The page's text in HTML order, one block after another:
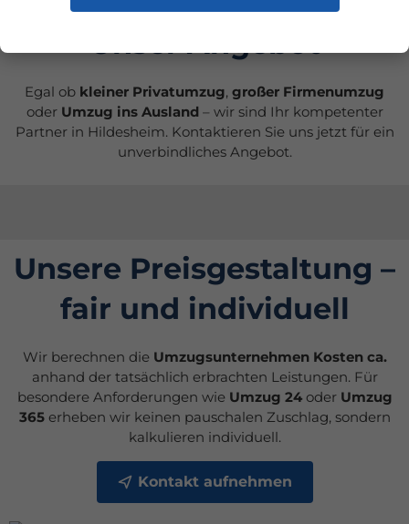
Egal ob kleiner Privatumzug, großer Firmenumzug
oder Umzug ins Ausland– wir sind Ihr kompetenter
Partner in Hildesheim. Kontaktieren Sie uns jetzt für ein
unverbindliches Angebot.
Unsere Preisgestaltung –
fair und individuell
Wir berechnen die Umzugsunternehmen Kosten ca.
anhand der tatsächlich erbrachten Leistungen. Für
besondere Anforderungen wie Umzug 24oder Umzug
365erheben wir keinen pauschalen Zuschlag, sondern
kalkulieren individuell.
Kontakt aufnehmen